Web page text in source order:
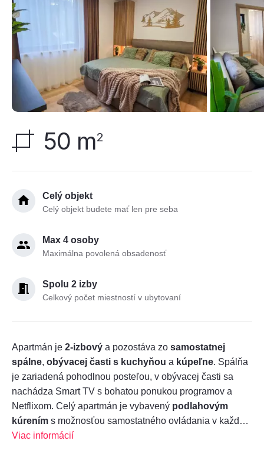
50 m2
Celý objekt
Celý objekt budete mať len pre seba
Max 4 osoby
Maximálna povolená obsadenosť
Spolu 2 izby
Celkový počet miestností v ubytovaní
Apartmán je 2-izbový a pozostáva zo samostatnej
spálne, obývacej časti s kuchyňou a kúpeľne. Spálňa
je zariadená pohodlnou posteľou, v obývacej časti sa
nachádza Smart TV s bohatou ponukou programov a
Netflixom. Celý apartmán je vybavený podlahovým
kúrením s možnosťou samostatného ovládania v každej
miestnosti.
Viac informácií